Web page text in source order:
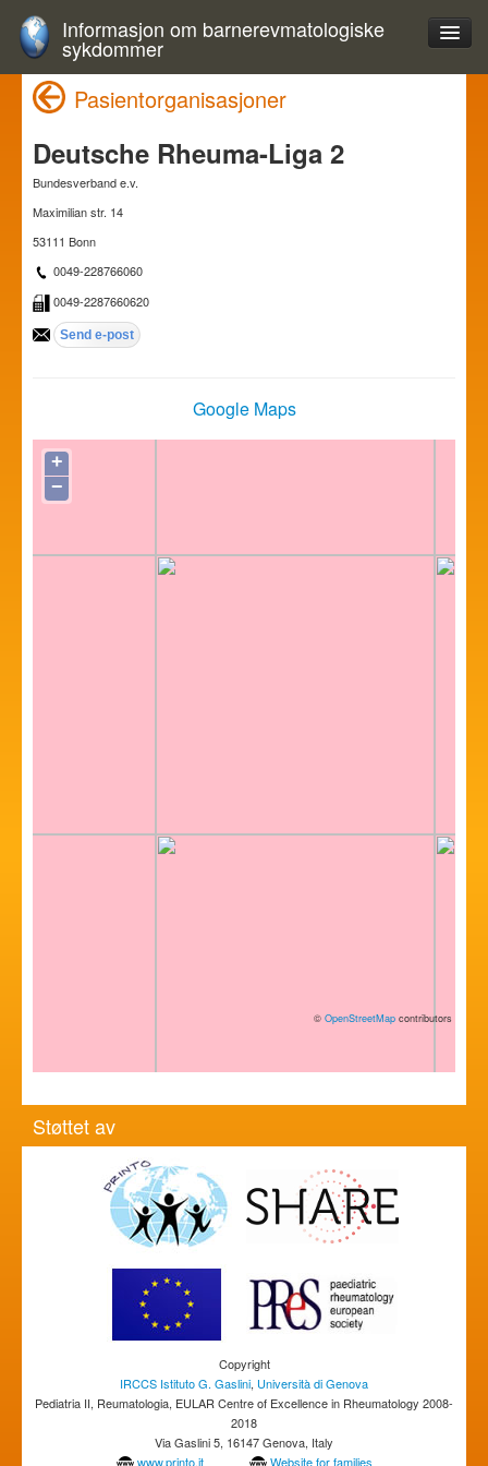
Informasjon om barnerevmatologiske
sykdommer
Pasientorganisasjoner
Deutsche Rheuma-Liga 2
Bundesverband e.v.
Maximilian str. 14
53111 Bonn
0049-228766060
0049-2287660620
Google Maps
+
−
© OpenStreetMap contributors
Støttet av
Copyright
IRCCS Istituto G. Gaslini, Università di Genova
Pediatria II, Reumatologia, EULAR Centre of Excellence in Rheumatology 2008-
2018
Via Gaslini 5, 16147 Genova, Italy
www.printo.it
Website for families